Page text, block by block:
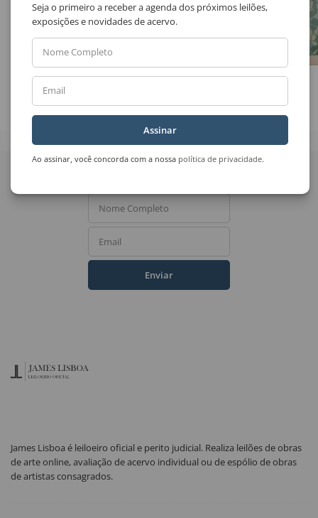
Marilda Passos Ramos
Seja o primeiro a receber a agenda dos próximos leilões,
exposições e novidades de acervo.
Nome Completo
Email
Assinar
Ao assinar, você concorda com a nossa política de privacidade.
Quer receber novidades
Nome Completo
Email
Enviar
James Lisboa é leiloeiro oficial e perito judicial. Realiza leilões de obras
de arte online, avaliação de acervo individual ou de espólio de obras
de artistas consagrados.